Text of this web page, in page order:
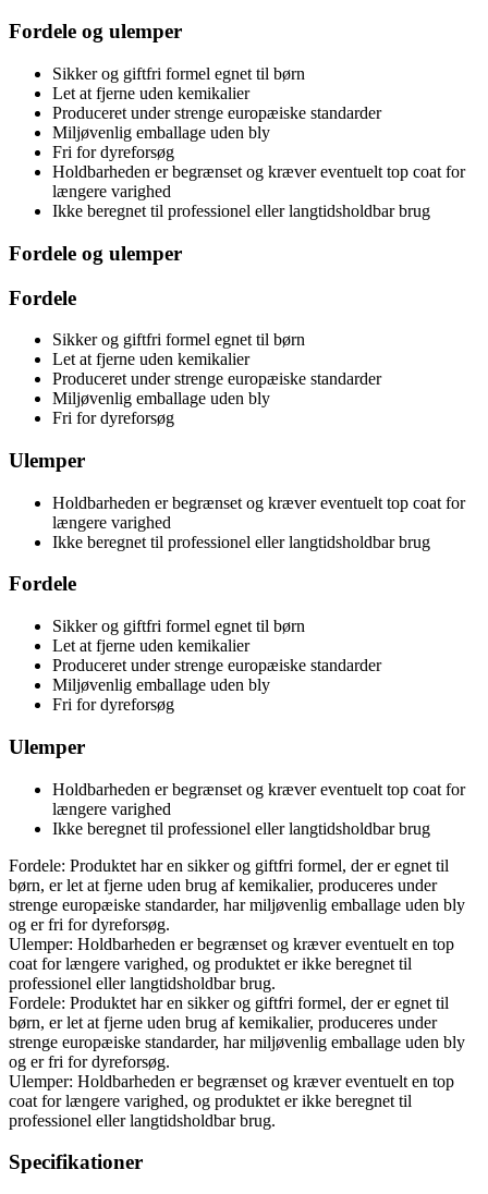
Fordele og ulemper
Sikker og giftfri formel egnet til børn
Let at fjerne uden kemikalier
Produceret under strenge europæiske standarder
Miljøvenlig emballage uden bly
Fri for dyreforsøg
Holdbarheden er begrænset og kræver eventuelt top coat for
længere varighed
Ikke beregnet til professionel eller langtidsholdbar brug
Fordele og ulemper
Fordele
Sikker og giftfri formel egnet til børn
Let at fjerne uden kemikalier
Produceret under strenge europæiske standarder
Miljøvenlig emballage uden bly
Fri for dyreforsøg
Ulemper
Holdbarheden er begrænset og kræver eventuelt top coat for
længere varighed
Ikke beregnet til professionel eller langtidsholdbar brug
Fordele
Sikker og giftfri formel egnet til børn
Let at fjerne uden kemikalier
Produceret under strenge europæiske standarder
Miljøvenlig emballage uden bly
Fri for dyreforsøg
Ulemper
Holdbarheden er begrænset og kræver eventuelt top coat for
længere varighed
Ikke beregnet til professionel eller langtidsholdbar brug
Fordele: Produktet har en sikker og giftfri formel, der er egnet til
børn, er let at fjerne uden brug af kemikalier, produceres under
strenge europæiske standarder, har miljøvenlig emballage uden bly
og er fri for dyreforsøg.
Ulemper: Holdbarheden er begrænset og kræver eventuelt en top
coat for længere varighed, og produktet er ikke beregnet til
professionel eller langtidsholdbar brug.
Fordele: Produktet har en sikker og giftfri formel, der er egnet til
børn, er let at fjerne uden brug af kemikalier, produceres under
strenge europæiske standarder, har miljøvenlig emballage uden bly
og er fri for dyreforsøg.
Ulemper: Holdbarheden er begrænset og kræver eventuelt en top
coat for længere varighed, og produktet er ikke beregnet til
professionel eller langtidsholdbar brug.
Specifikationer